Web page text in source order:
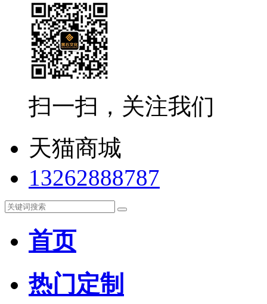
扫一扫，关注我们
天猫商城
13262888787
首页
热门定制